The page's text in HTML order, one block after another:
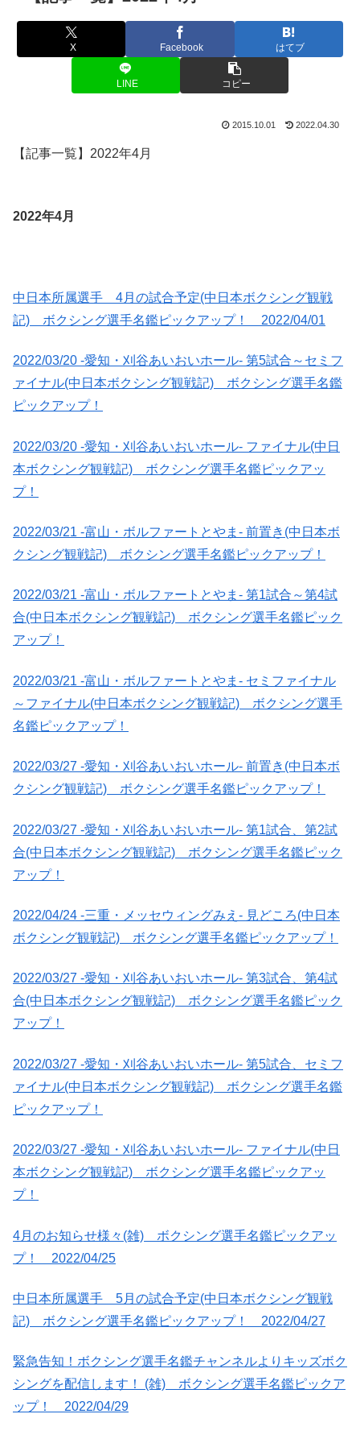
X Facebook はてブ
LINE コピー
2015.10.01 2022.04.30
【記事一覧】2022年4月
2022年4月
中日本所属選手 4月の試合予定(中日本ボクシング観戦
記) ボクシング選手名鑑ピックアップ！ 2022/04/01
2022/03/20 -愛知・刈谷あいおいホール- 第5試合～セミフ
ァイナル(中日本ボクシング観戦記) ボクシング選手名鑑
ピックアップ！
2022/03/20 -愛知・刈谷あいおいホール- ファイナル(中日
本ボクシング観戦記) ボクシング選手名鑑ピックアッ
プ！
2022/03/21 -富山・ボルファートとやま- 前置き(中日本ボ
クシング観戦記) ボクシング選手名鑑ピックアップ！
2022/03/21 -富山・ボルファートとやま- 第1試合～第4試
合(中日本ボクシング観戦記) ボクシング選手名鑑ピック
アップ！
2022/03/21 -富山・ボルファートとやま- セミファイナル
～ファイナル(中日本ボクシング観戦記) ボクシング選手
名鑑ピックアップ！
2022/03/27 -愛知・刈谷あいおいホール- 前置き(中日本ボ
クシング観戦記) ボクシング選手名鑑ピックアップ！
2022/03/27 -愛知・刈谷あいおいホール- 第1試合、第2試
合(中日本ボクシング観戦記) ボクシング選手名鑑ピック
アップ！
2022/04/24 -三重・メッセウィングみえ- 見どころ(中日本
ボクシング観戦記) ボクシング選手名鑑ピックアップ！
2022/03/27 -愛知・刈谷あいおいホール- 第3試合、第4試
合(中日本ボクシング観戦記) ボクシング選手名鑑ピック
アップ！
2022/03/27 -愛知・刈谷あいおいホール- 第5試合、セミフ
ァイナル(中日本ボクシング観戦記) ボクシング選手名鑑
ピックアップ！
2022/03/27 -愛知・刈谷あいおいホール- ファイナル(中日
本ボクシング観戦記) ボクシング選手名鑑ピックアッ
プ！
4月のお知らせ様々(雑) ボクシング選手名鑑ピックアッ
プ！ 2022/04/25
中日本所属選手 5月の試合予定(中日本ボクシング観戦
記) ボクシング選手名鑑ピックアップ！ 2022/04/27
緊急告知！ボクシング選手名鑑チャンネルよりキッズボク
シングを配信します！ (雑) ボクシング選手名鑑ピックア
ップ！ 2022/04/29